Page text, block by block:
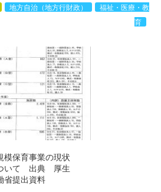
地方自治（地方行財政）
福祉・医療・教
育
模保育事業の現状
いて 出典 厚生
省提出資料